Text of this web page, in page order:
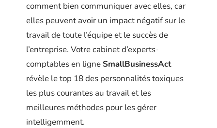
comment bien communiquer avec elles, car
elles peuvent avoir un impact négatif sur le
travail de toute l’équipe et le succès de
l’entreprise. Votre cabinet d’experts-
comptables en ligne SmallBusinessAct
révèle le top 18 des personnalités toxiques
les plus courantes au travail et les
meilleures méthodes pour les gérer
intelligemment.